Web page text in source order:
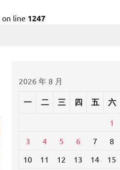
on line 1247
2026 年 8 月
一 二 三 四 五 六
1
3
4 5 6 7 8
10
11 12 13 14 15